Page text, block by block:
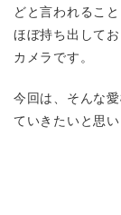
どと言われるこ
ほぼ持ち出して
カメラです。
今回は、そんな
ていきたいと思い